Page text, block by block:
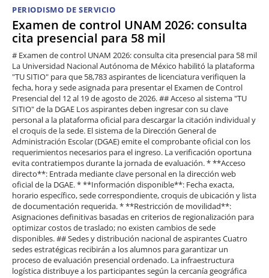
PERIODISMO DE SERVICIO
Examen de control UNAM 2026: consulta
cita presencial para 58 mil
# Examen de control UNAM 2026: consulta cita presencial para 58 mil
La Universidad Nacional Autónoma de México habilitó la plataforma
"TU SITIO" para que 58,783 aspirantes de licenciatura verifiquen la
fecha, hora y sede asignada para presentar el Examen de Control
Presencial del 12 al 19 de agosto de 2026. ## Acceso al sistema "TU
SITIO" de la DGAE Los aspirantes deben ingresar con su clave
personal a la plataforma oficial para descargar la citación individual y
el croquis de la sede. El sistema de la Dirección General de
Administración Escolar (DGAE) emite el comprobante oficial con los
requerimientos necesarios para el ingreso. La verificación oportuna
evita contratiempos durante la jornada de evaluación. * **Acceso
directo**: Entrada mediante clave personal en la dirección web
oficial de la DGAE. * **Información disponible**: Fecha exacta,
horario específico, sede correspondiente, croquis de ubicación y lista
de documentación requerida. * **Restricción de movilidad**:
Asignaciones definitivas basadas en criterios de regionalización para
optimizar costos de traslado; no existen cambios de sede
disponibles. ## Sedes y distribución nacional de aspirantes Cuatro
sedes estratégicas recibirán a los alumnos para garantizar un
proceso de evaluación presencial ordenado. La infraestructura
logística distribuye a los participantes según la cercanía geográfica